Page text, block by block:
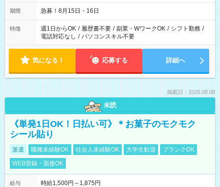
期間 急募！8月15日・16日
特徴 週1日からOK / 履歴書不要 / 副業・WワークOK / シフト勤務 /
電話対応なし / パソコンスキル不要
気になる！ 応募する 詳細へ
掲載日：2026.08.08
未読
《単発1日OK！日払い可》＊お菓子のモクモク
シール貼り
派遣 職種未経験OK 社会人未経験OK 大学生歓迎
ブランクOK
WEB登録・面接OK
給与 時給1,500円～1,875円